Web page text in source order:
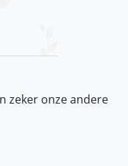
zeker onzeandere